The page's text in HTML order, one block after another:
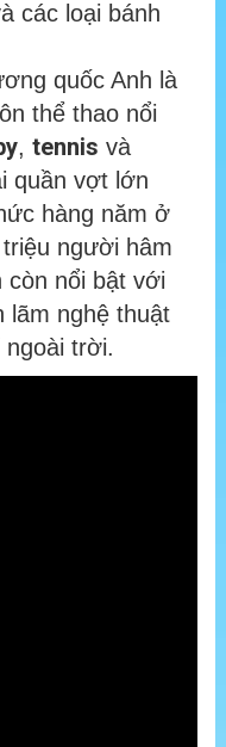
các loại bánh
quốc Anh là
thể thao nổi
, tennis và
quần vợt lớn
hàng năm ở
người hâm
còn nổi bật với
lãm nghệ thuật
trời.